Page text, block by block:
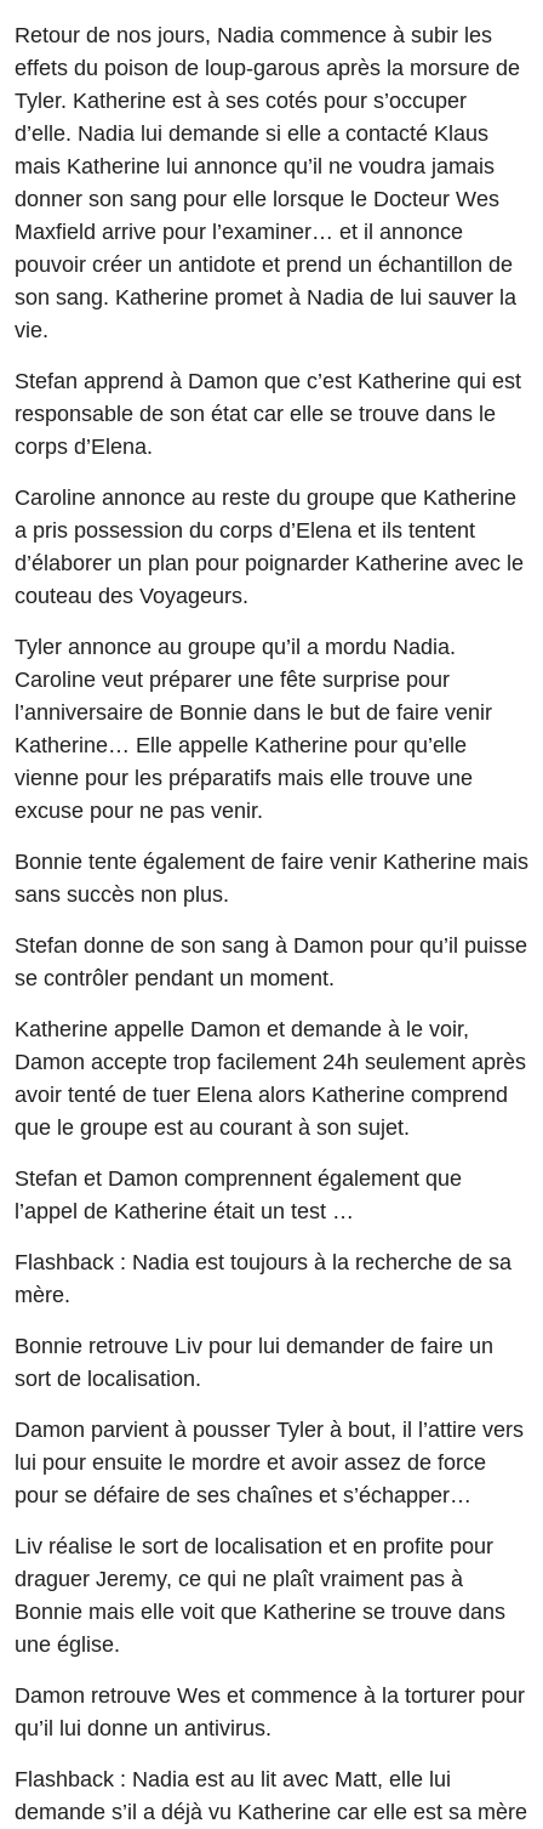
Retour de nos jours, Nadia commence à subir les
effets du poison de loup-garous après la morsure de
Tyler. Katherine est à ses cotés pour s’occuper
d’elle. Nadia lui demande si elle a contacté Klaus
mais Katherine lui annonce qu’il ne voudra jamais
donner son sang pour elle lorsque le Docteur Wes
Maxfield arrive pour l’examiner… et il annonce
pouvoir créer un antidote et prend un échantillon de
son sang. Katherine promet à Nadia de lui sauver la
vie.
Stefan apprend à Damon que c’est Katherine qui est
responsable de son état car elle se trouve dans le
corps d’Elena.
Caroline annonce au reste du groupe que Katherine
a pris possession du corps d’Elena et ils tentent
d’élaborer un plan pour poignarder Katherine avec le
couteau des Voyageurs.
Tyler annonce au groupe qu’il a mordu Nadia.
Caroline veut préparer une fête surprise pour
l’anniversaire de Bonnie dans le but de faire venir
Katherine… Elle appelle Katherine pour qu’elle
vienne pour les préparatifs mais elle trouve une
excuse pour ne pas venir.
Bonnie tente également de faire venir Katherine mais
sans succès non plus.
Stefan donne de son sang à Damon pour qu’il puisse
se contrôler pendant un moment.
Katherine appelle Damon et demande à le voir,
Damon accepte trop facilement 24h seulement après
avoir tenté de tuer Elena alors Katherine comprend
que le groupe est au courant à son sujet.
Stefan et Damon comprennent également que
l’appel de Katherine était un test …
Flashback : Nadia est toujours à la recherche de sa
mère.
Bonnie retrouve Liv pour lui demander de faire un
sort de localisation.
Damon parvient à pousser Tyler à bout, il l’attire vers
lui pour ensuite le mordre et avoir assez de force
pour se défaire de ses chaînes et s’échapper…
Liv réalise le sort de localisation et en profite pour
draguer Jeremy, ce qui ne plaît vraiment pas à
Bonnie mais elle voit que Katherine se trouve dans
une église.
Damon retrouve Wes et commence à la torturer pour
qu’il lui donne un antivirus.
Flashback : Nadia est au lit avec Matt, elle lui
demande s’il a déjà vu Katherine car elle est sa mère